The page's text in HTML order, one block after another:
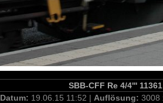
SBB-CFF Re 4/4'''
Datum: 19.06.15 11:52 | Auflösung: 3008